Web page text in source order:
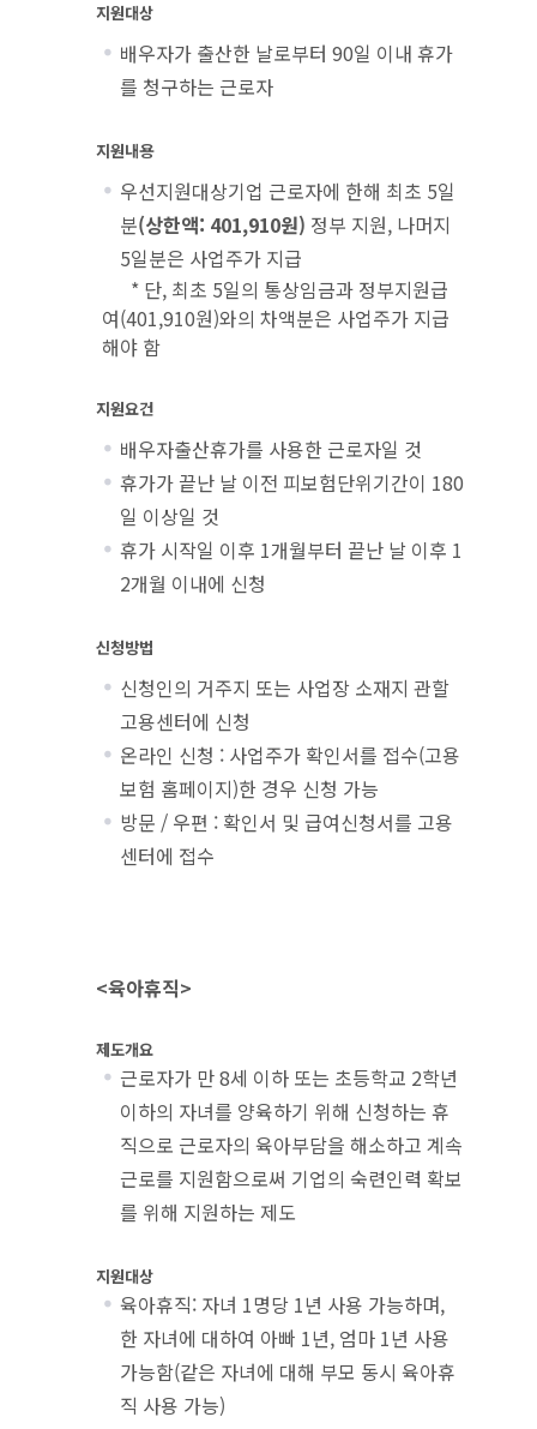
지원대상
배우자가 출산한 날로부터 90일 이내 휴가
를 청구하는 근로자
지원내용
우선지원대상기업 근로자에 한해 최초 5일
분(상한액: 401,910원) 정부 지원, 나머지
5일분은 사업주가 지급
* 단, 최초 5일의 통상임금과 정부지원급
여(401,910원)와의 차액분은 사업주가 지급
해야 함
지원요건
배우자출산휴가를 사용한 근로자일 것
휴가가 끝난 날 이전 피보험단위기간이 180
일 이상일 것
휴가 시작일 이후 1개월부터 끝난 날 이후 1
2개월 이내에 신청
신청방법
신청인의 거주지 또는 사업장 소재지 관할
고용센터에 신청
온라인 신청 : 사업주가 확인서를 접수(고용
보험 홈페이지)한 경우 신청 가능
방문 / 우편 : 확인서 및 급여신청서를 고용
센터에 접수
<육아휴직>
제도개요
근로자가 만 8세 이하 또는 초등학교 2학년
이하의 자녀를 양육하기 위해 신청하는 휴
직으로 근로자의 육아부담을 해소하고 계속
근로를 지원함으로써 기업의 숙련인력 확보
를 위해 지원하는 제도
지원대상
육아휴직: 자녀 1명당 1년 사용 가능하며,
한 자녀에 대하여 아빠 1년, 엄마 1년 사용
가능함(같은 자녀에 대해 부모 동시 육아휴
직 사용 가능)